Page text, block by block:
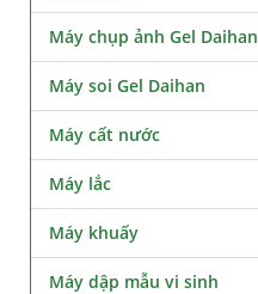
Máy chụp ảnh Gel Daihan
Máy soi Gel Daihan
Máy cất nước
Máy lắc
Máy khuấy
Máy dập mẫu vi sinh